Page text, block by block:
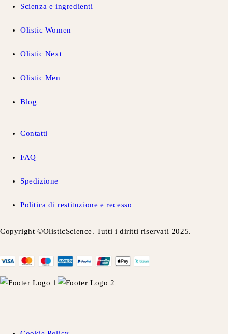
Scienza e ingredienti
Olistic Women
Olistic Next
Olistic Men
Blog
Contatti
FAQ
Spedizione
Politica di restituzione e recesso
Copyright ©OlisticScience. Tutti i diritti riservati 2025.